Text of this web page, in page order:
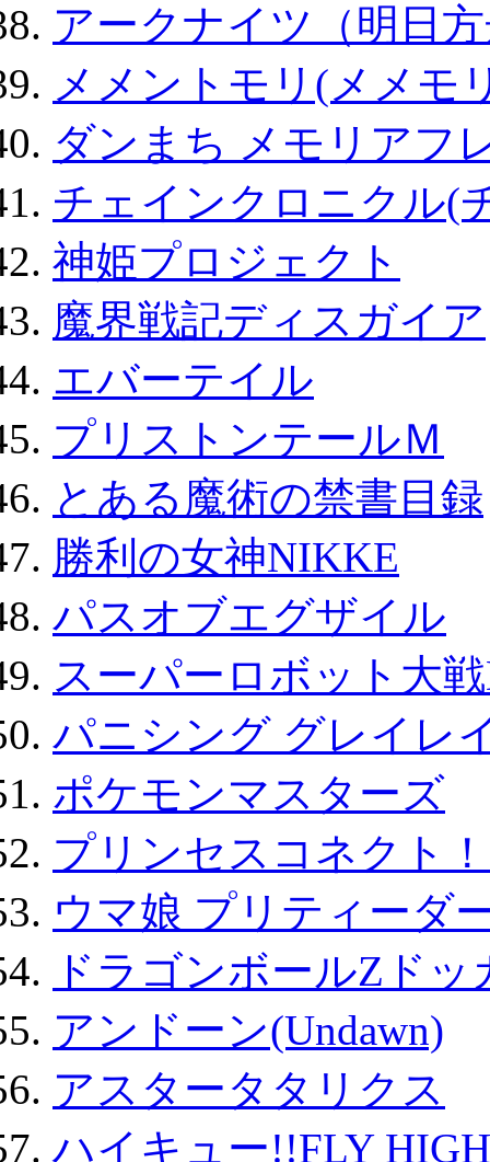
アークナイツ（明日
メメントモリ(メメモ
ダンまち メモリアフ
チェインクロニクル(
神姫プロジェクト
魔界戦記ディスガイア
エバーテイル
プリストンテールＭ
とある魔術の禁書目録
勝利の女神NIKKE
パスオブエグザイル
スーパーロボット大
パニシング グレイレ
ポケモンマスターズ
プリンセスコネクト
ウマ娘 プリティーダ
ドラゴンボールZド
アンドーン(Undawn)
アスタータタリクス
ハイキュー!!FLY HIGH